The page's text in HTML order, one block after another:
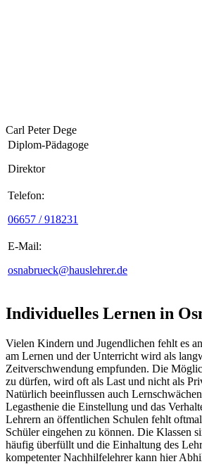
Carl Peter Dege
Diplom-Pädagoge
Direktor
Telefon:
06657 / 918231
E-Mail:
osnabrueck@hauslehrer.de
Individuelles Lernen in
Vielen Kindern und Jugendlichen fehlt es
am Lernen und der Unterricht wird als
Zeitverschwendung empfunden. Die
zu dürfen, wird oft als Last und nicht als
Natürlich beeinflussen auch
Legasthenie die Einstellung und das
Lehrern an öffentlichen Schulen fehlt
Schüler eingehen zu können. Die Klassen
häufig überfüllt und die Einhaltung des
kompetenter Nachhilfelehrer kann hier